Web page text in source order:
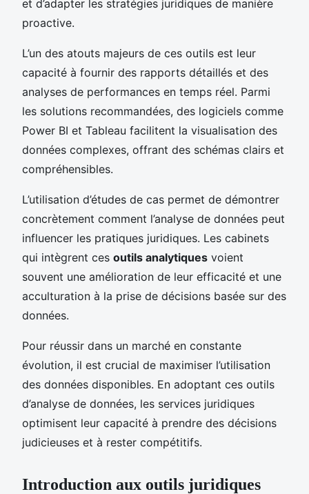
et d’adapter les stratégies juridiques de manière
proactive.
L’un des atouts majeurs de ces outils est leur
capacité à fournir des rapports détaillés et des
analyses de performances en temps réel. Parmi
les solutions recommandées, des logiciels comme
Power BI et Tableau facilitent la visualisation des
données complexes, offrant des schémas clairs et
compréhensibles.
L’utilisation d’études de cas permet de démontrer
concrètement comment l’analyse de données peut
influencer les pratiques juridiques. Les cabinets
qui intègrent ces outils analytiques voient
souvent une amélioration de leur efficacité et une
acculturation à la prise de décisions basée sur des
données.
Pour réussir dans un marché en constante
évolution, il est crucial de maximiser l’utilisation
des données disponibles. En adoptant ces outils
d’analyse de données, les services juridiques
optimisent leur capacité à prendre des décisions
judicieuses et à rester compétitifs.
Introduction aux outils juridiques